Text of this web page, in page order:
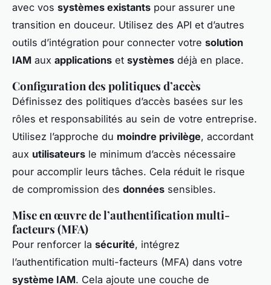
avec vos systèmes existants pour assurer une
transition en douceur. Utilisez des API et d’autres
outils d’intégration pour connecter votre solution
IAM aux applications et systèmes déjà en place.
Configuration des politiques d’accès
Définissez des politiques d’accès basées sur les
rôles et responsabilités au sein de votre entreprise.
Utilisez l’approche du moindre privilège, accordant
aux utilisateurs le minimum d’accès nécessaire
pour accomplir leurs tâches. Cela réduit le risque
de compromission des données sensibles.
Mise en œuvre de l’authentification multi-
facteurs (MFA)
Pour renforcer la sécurité, intégrez
l’authentification multi-facteurs (MFA) dans votre
système IAM. Cela ajoute une couche de